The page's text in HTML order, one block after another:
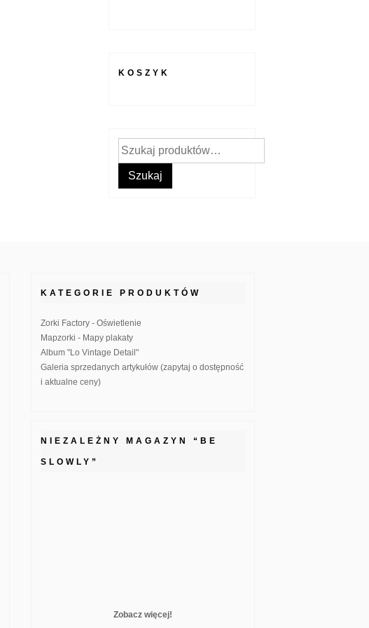
KOSZYK
Szukaj:
Szukaj
KATEGORIE PRODUKTÓW
Zorki Factory - Oświetlenie
Mapzorki - Mapy plakaty
Album "Lo Vintage Detail"
Galeria sprzedanych artykułów (zapytaj o dostępność
i aktualne ceny)
NIEZALEŻNY MAGAZYN “BE
SLOWLY”
Zobacz więcej!